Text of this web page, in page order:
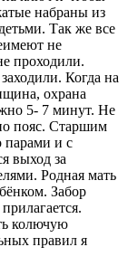
набраны из
Так же все
не
проходили.
Когда на
охрана
5- 7 минут. Не
пояс. Старшим
парами и с
выход за
Родная мать
Забор
колючую
правил я